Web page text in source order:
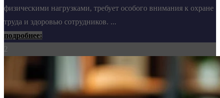
физическими нагрузками, требует особого внимания к охране
труда и здоровью сотрудников. ...
подробнее:
2